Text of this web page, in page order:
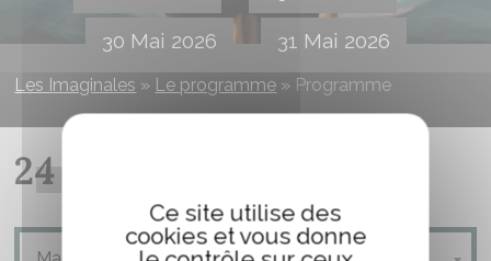
30 Mai 2026 31 Mai 2026
Les Imaginales » Le programme » Programme
24 MAI 2025
Ce site utilise des
cookies et vous donne